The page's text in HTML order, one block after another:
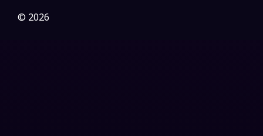
Gothic
© 2026